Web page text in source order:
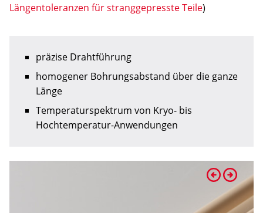
Längentoleranzen für stranggepresste Teile)
präzise Drahtführung
homogener Bohrungsabstand über die ganze
Länge
Temperaturspektrum von Kryo- bis
Hochtemperatur-Anwendungen